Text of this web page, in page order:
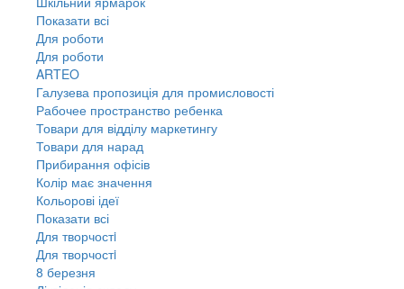
Показати всі
Для роботи
Для роботи
ARTEO
Галузева пропозиція для промисловості
Рабочее пространство ребенка
Товари для відділу маркетингу
Товари для нарад
Прибирання офісів
Колір має значення
Кольорові ідеї
Показати всі
Для творчостi
Для творчостi
8 березня